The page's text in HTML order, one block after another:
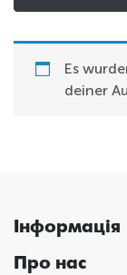
Es
deiner
Інформація
Про нас